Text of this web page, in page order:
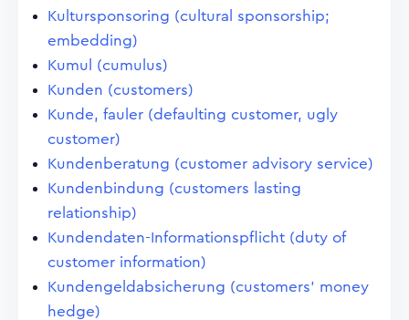
Kultursponsoring (cultural sponsorship;
embedding)
Kumul (cumulus)
Kunden (customers)
Kunde, fauler (defaulting customer, ugly
customer)
Kundenberatung (customer advisory service)
Kundenbindung (customers lasting
relationship)
Kundendaten-Informationspflicht (duty of
customer information)
Kundengeldabsicherung (customers' money
hedge)